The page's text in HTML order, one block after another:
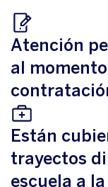
Atención
al
Están
trayectos
escuela a